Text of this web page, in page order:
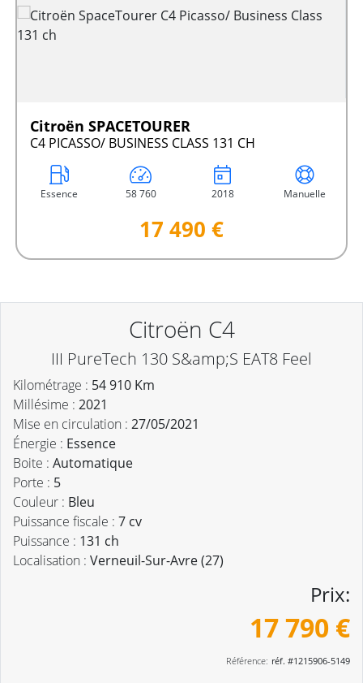
Citroën SPACETOURER
C4 PICASSO/ BUSINESS CLASS 131 CH
Essence 58 760 2018 Manuelle
17 490 €
Citroën C4
III PureTech 130 S&amp;S EAT8 Feel
Kilométrage : 54 910 Km
Millésime : 2021
Mise en circulation : 27/05/2021
Énergie : Essence
Boite : Automatique
Porte : 5
Couleur : Bleu
Puissance fiscale : 7 cv
Puissance : 131 ch
Localisation : Verneuil-Sur-Avre (27)
Prix:
17 790 €
Référence: réf. #1215906-5149